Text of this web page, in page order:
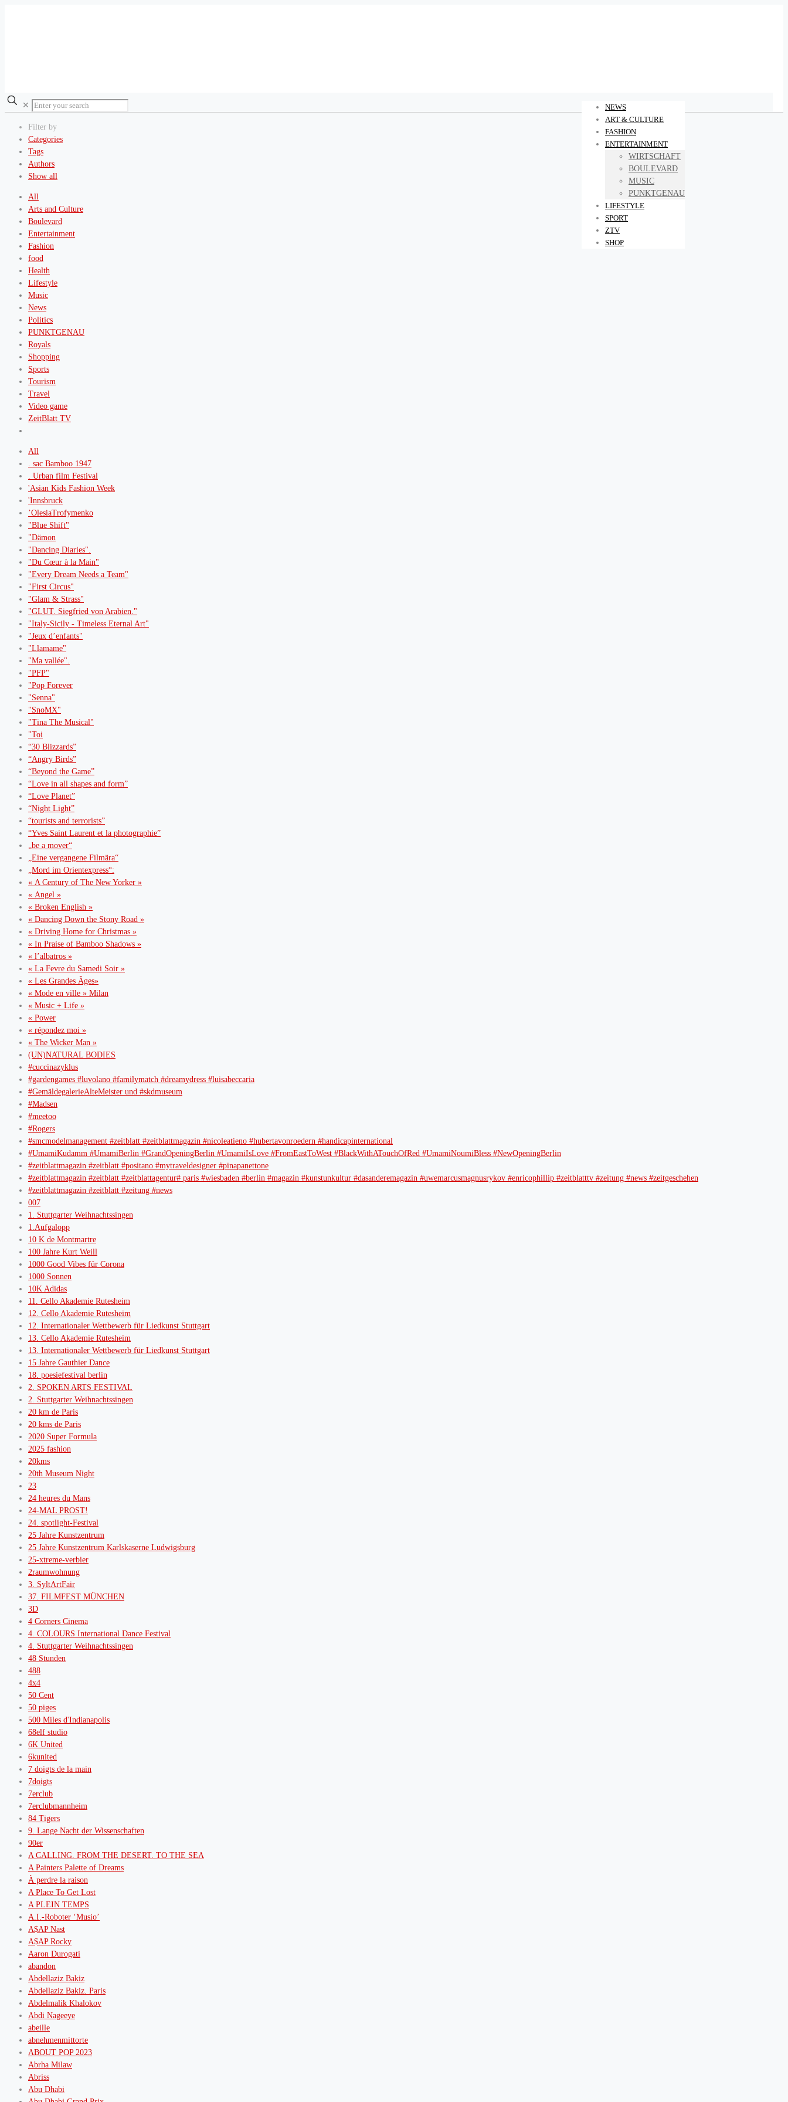
NEWS
ART & CULTURE
FASHION
ENTERTAINMENT
WIRTSCHAFT
BOULEVARD
MUSIC
PUNKTGENAU
LIFESTYLE
SPORT
ZTV
SHOP
✕
Filter by
Categories
Tags
Authors
Show all
All
Arts and Culture
Boulevard
Entertainment
Fashion
food
Health
Lifestyle
Music
News
Politics
PUNKTGENAU
Royals
Shopping
Sports
Tourism
Travel
Video game
ZeitBlatt TV
All
. sac Bamboo 1947
. Urban film Festival
'Asian Kids Fashion Week
'Innsbruck
’OlesiaTrofymenko
"Blue Shift"
"Dämon
"Dancing Diaries".
"Du Cœur à la Main"
"Every Dream Needs a Team"
"First Circus"
"Glam & Strass"
"GLUT. Siegfried von Arabien."
"Italy-Sicily - Timeless Eternal Art"
"Jeux d’enfants"
"Llamame"
"Ma vallée".
"PFP"
"Pop Forever
"Senna"
"SnoMX"
"Tina The Musical"
"Toi
“30 Blizzards”
“Angry Birds”
“Beyond the Game”
“Love in all shapes and form”
“Love Planet”
“Night Light”
“tourists and terrorists”
“Yves Saint Laurent et la photographie”
„be a mover“
„Eine vergangene Filmära“
„Mord im Orientexpress“:
« A Century of The New Yorker »
« Angel »
« Broken English »
« Dancing Down the Stony Road »
« Driving Home for Christmas »
« In Praise of Bamboo Shadows »
« l’albatros »
« La Fevre du Samedi Soir »
« Les Grandes Âges»
« Mode en ville » Milan
« Music + Life »
« Power
« répondez moi »
« The Wicker Man »
(UN)NATURAL BODIES
#cuccinazyklus
#gardengames #luvolano #familymatch #dreamydress #luisabeccaria
#GemäldegalerieAlteMeister und #skdmuseum
#Madsen
#meetoo
#Rogers
#smcmodelmanagement #zeitblatt #zeitblattmagazin #nicoleatieno #hubertavonroedern #handicapinternational
#UmamiKudamm #UmamiBerlin #GrandOpeningBerlin #UmamiIsLove #FromEastToWest #BlackWithATouchOfRed #UmamiNoumiBless #NewOpeningBerlin
#zeitblattmagazin #zeitblatt #positano #mytraveldesigner #pinapanettone
#zeitblattmagazin #zeitblatt #zeitblattagentur# paris #wiesbaden #berlin #magazin #kunstunkultur #dasanderemagazin #uwemarcusmagnusrykov #enricophillip #zeitblatttv #zeitung #news #zeitgeschehen
#zeitblattmagazin #zeitblatt #zeitung #news
007
1. Stuttgarter Weihnachtssingen
1.Aufgalopp
10 K de Montmartre
100 Jahre Kurt Weill
1000 Good Vibes für Corona
1000 Sonnen
10K Adidas
11. Cello Akademie Rutesheim
12. Cello Akademie Rutesheim
12. Internationaler Wettbewerb für Liedkunst Stuttgart
13. Cello Akademie Rutesheim
13. Internationaler Wettbewerb für Liedkunst Stuttgart
15 Jahre Gauthier Dance
18. poesiefestival berlin
2. SPOKEN ARTS FESTIVAL
2. Stuttgarter Weihnachtssingen
20 km de Paris
20 kms de Paris
2020 Super Formula
2025 fashion
20kms
20th Museum Night
23
24 heures du Mans
24-MAL PROST!
24. spotlight-Festival
25 Jahre Kunstzentrum
25 Jahre Kunstzentrum Karlskaserne Ludwigsburg
25-xtreme-verbier
2raumwohnung
3. SyltArtFair
37. FILMFEST MÜNCHEN
3D
4 Corners Cinema
4. COLOURS International Dance Festival
4. Stuttgarter Weihnachtssingen
48 Stunden
488
4x4
50 Cent
50 piges
500 Miles d'Indianapolis
68elf studio
6K United
6kunited
7 doigts de la main
7doigts
7erclub
7erclubmannheim
84 Tigers
9. Lange Nacht der Wissenschaften
90er
A CALLING. FROM THE DESERT. TO THE SEA
A Painters Palette of Dreams
À perdre la raison
A Place To Get Lost
A PLEIN TEMPS
A.I.-Roboter ‘Musio’
A$AP Nast
A$AP Rocky
Aaron Durogati
abandon
Abdellaziz Bakiz
Abdellaziz Bakiz. Paris
Abdelmalik Khalokov
Abdi Nageeye
abeille
abnehmenmittorte
ABOUT POP 2023
Abrha Milaw
Abriss
Abu Dhabi